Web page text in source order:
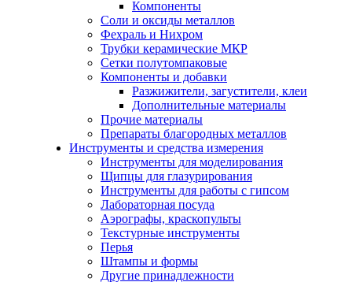
Компоненты
Соли и оксиды металлов
Фехраль и Нихром
Трубки керамические МКР
Сетки полутомпаковые
Компоненты и добавки
Разжижители, загустители, клеи
Дополнительные материалы
Прочие материалы
Препараты благородных металлов
Инструменты и средства измерения
Инструменты для моделирования
Щипцы для глазурирования
Инструменты для работы с гипсом
Лабораторная посуда
Аэрографы, краскопульты
Текстурные инструменты
Перья
Штампы и формы
Другие принадлежности